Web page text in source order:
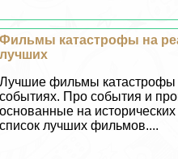
Фильмы катастрофы на
лучших
Лучшие фильмы катастрофы
событиях. Про события и
основанные на
список лучших фильмов....